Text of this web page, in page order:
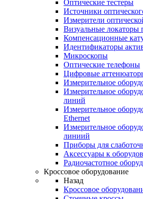
Оптические тестеры
Источники
Измерители
Визуальные локаторы
Компенсационные
Идентификаторы
Микроскопы
Оптические телефоны
Цифровые
Измерительное
Измерительное
линий
Измерительное
Ethernet
Измерительное
линиий
Приборы для
Аксессуары к
Радиочастотное
Кроссовое оборудование
Назад
Кроссовое